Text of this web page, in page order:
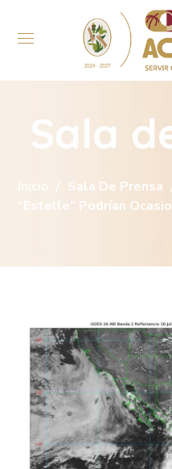
Sala
Inicio Sala De Prensa
“Estelle” Podrían